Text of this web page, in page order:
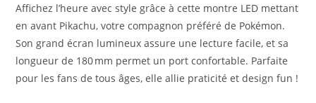
Affichez l’heure avec style grâce à cette montre LED mettant
en avant Pikachu, votre compagnon préféré de Pokémon.
Son grand écran lumineux assure une lecture facile, et sa
longueur de 180 mm permet un port confortable. Parfaite
pour les fans de tous âges, elle allie praticité et design fun !